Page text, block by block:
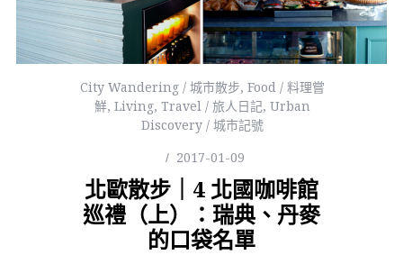
City Wandering / 城市散步,Food / 料理嘗
鮮,Living,Travel / 旅人日記,Urban
Discovery / 城市記號
2017-01-09
北歐散步｜4 北國咖啡館
巡禮（上）：瑞典、丹麥
的口袋名單